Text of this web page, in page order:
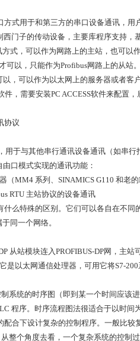
式用于和第三方的串口设备通讯，用
门子的传动设备，主要库程序支持，
式，可以作为网路上的主站，也可以
可以，只能作为Profibus网路上的从站。
，可以作为以太网上的服务器或者客
，需要安装PC ACCESS软件来配置，
协议
于与其他串行通讯设备通讯（如串行
口模式实现的通讯功能：
（MM4 系列、SINAMICS G110 和老的
RTU 主站协议的设备通讯
什么特殊的区别。它们可以各自在不
同一个网络。
从站模块连入PROFIBUS-DP网，主站
是以太网通信处理器，可用它将S7-
系统的时序图（即到某一个时间应该
程序。时序流程图法很适合于以时间
合下设计复杂的控制程序。一般比
整个角度去看，一个复杂系统的控制